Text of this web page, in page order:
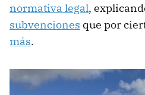
normativa legal,
subvenciones que por
más.